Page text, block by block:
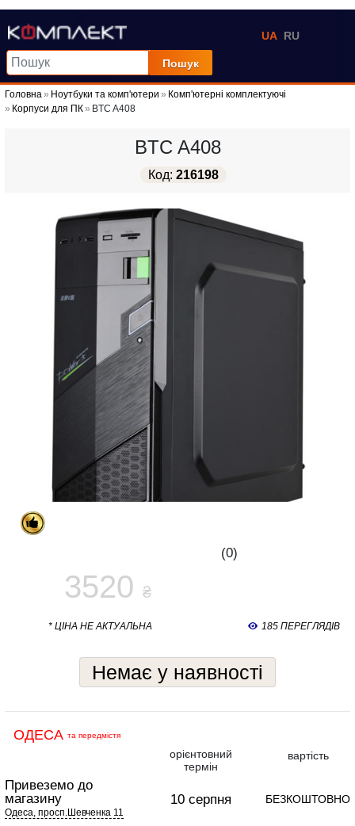
UA RU
Пошук
Головна Ноутбуки та комп'ютери
Комп'ютерні комплектуючі
Корпуси для ПК
BTC A408
BTC A408
Код: 216198
(0)
3520 ₴
* ЦІНА НЕ АКТУАЛЬНА 185 ПЕРЕГЛЯДІВ
Немає у наявності
ОДЕСА та передмістя
орієнтовний
термін
вартість
Привеземо до
магазину
Одеса, просп.Шевченка 11
10 серпня БЕЗКОШТОВНО